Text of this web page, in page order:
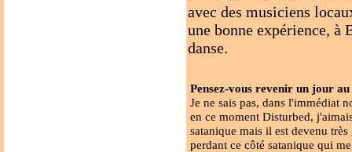
avec des musiciens
une bonne expérience, à
danse.
Pensez-vous revenir un jour
Je ne sais pas, dans l'immédiat
en ce moment Disturbed,
satanique mais il est devenu
perdant ce côté satanique qui